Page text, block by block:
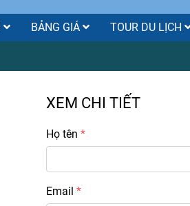
BẢNG GIÁ TOUR DU LỊCH
XEM CHI TIẾT
Họ tên
Email